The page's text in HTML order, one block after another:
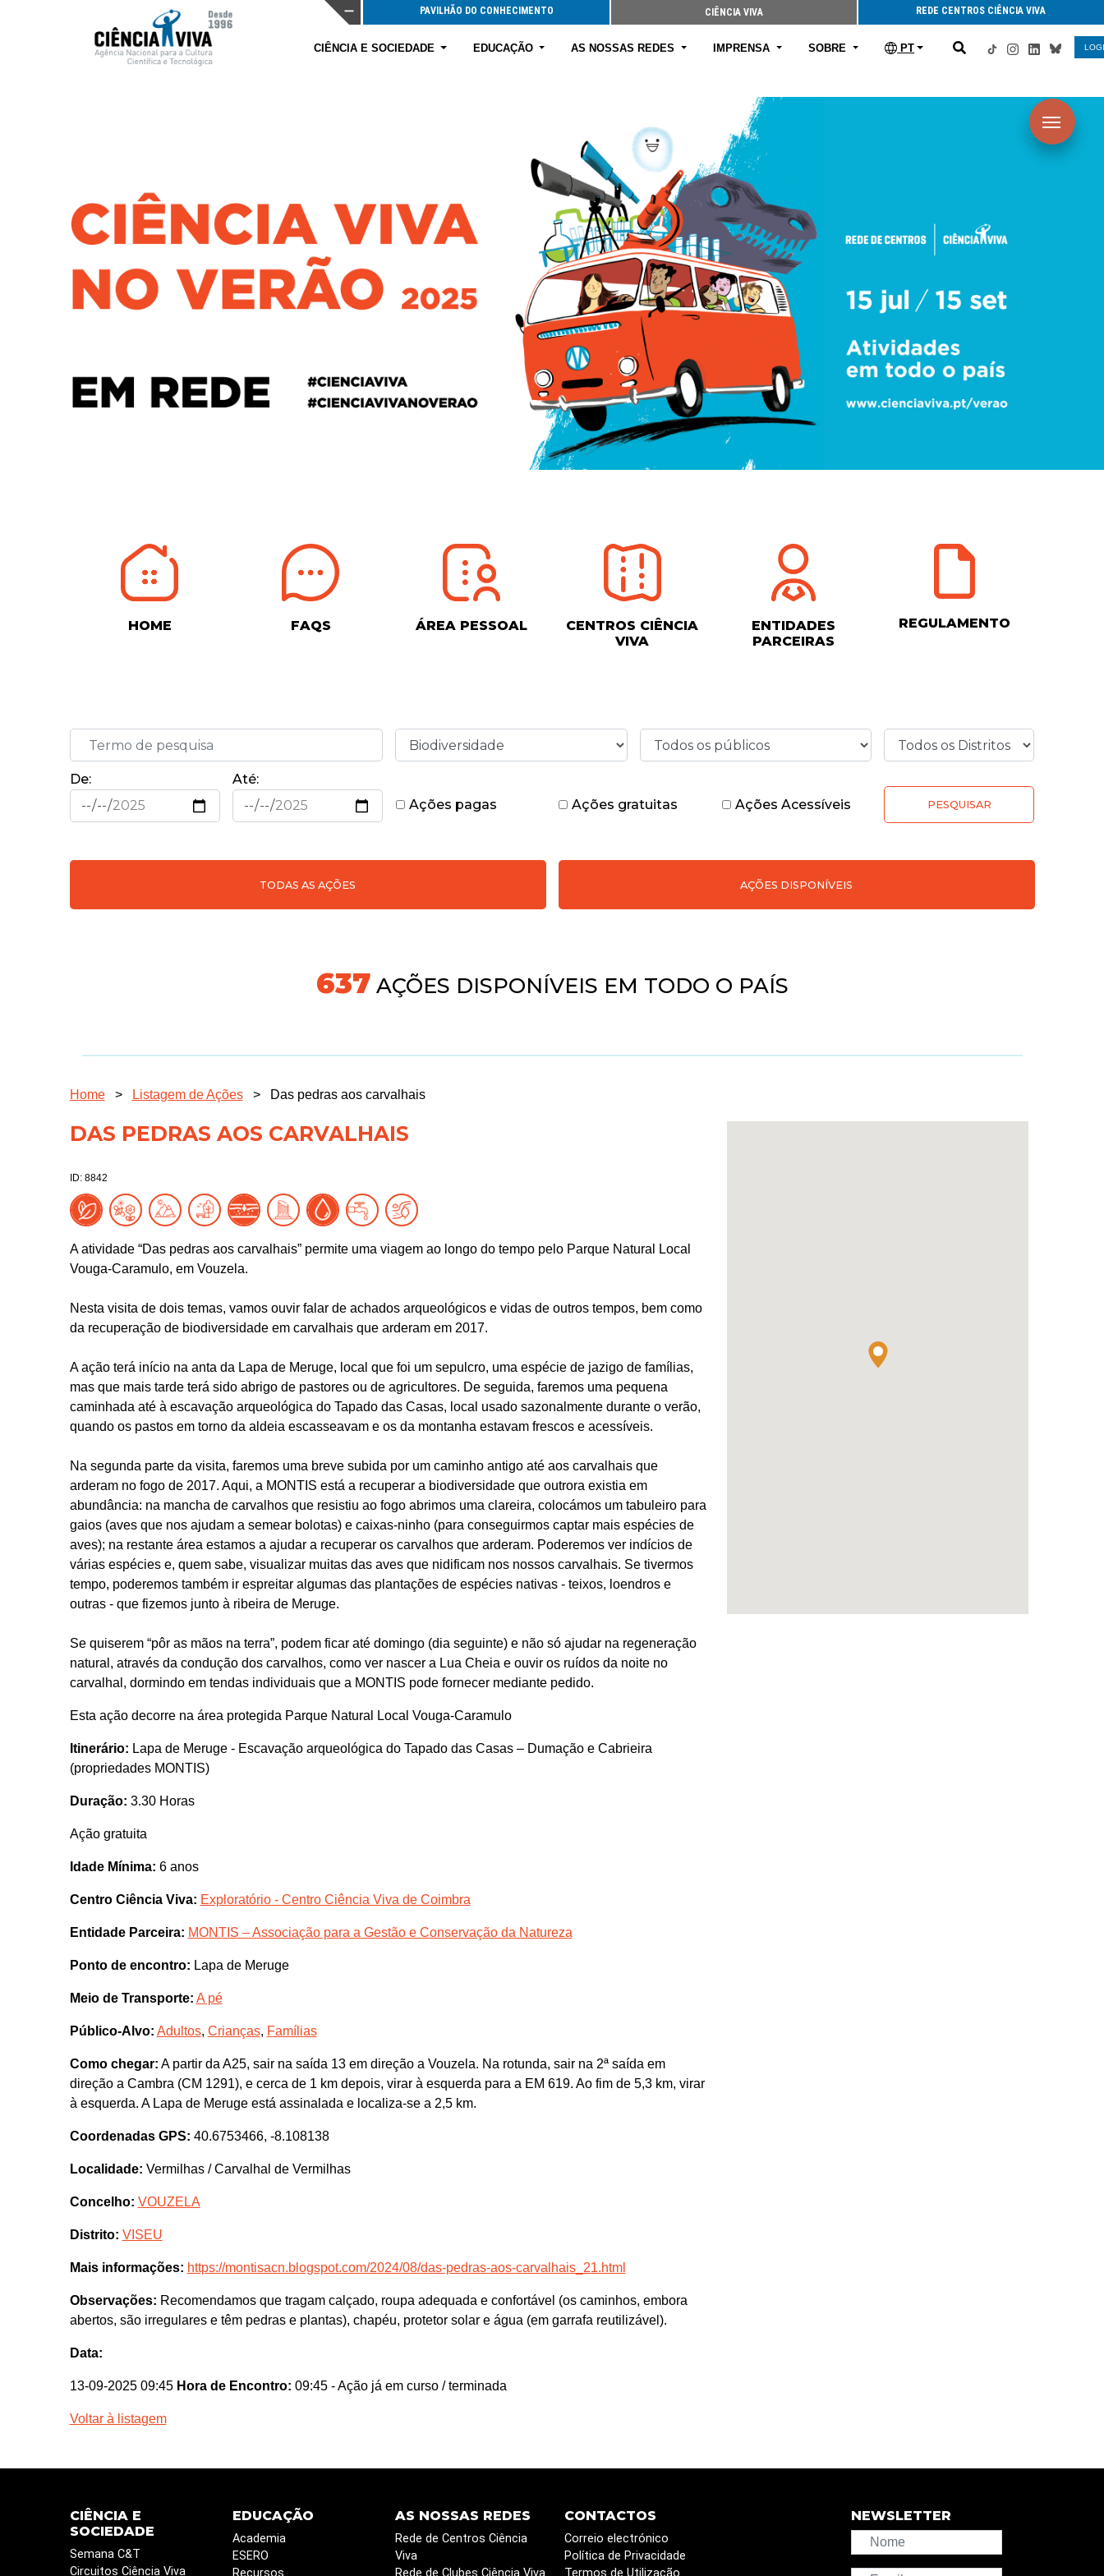
PAVILHÃO DO CONHECIMENTO CIÊNCIA VIVA REDE CENTROS CIÊNCIA VIVA
CIÊNCIA E SOCIEDADE EDUCAÇÃO AS NOSSAS REDES IMPRENSA SOBRE PT
HOME FAQS ÁREA PESSOAL
CENTROS CIÊNCIA
VIVA
ENTIDADES
PARCEIRAS
REGULAMENTO
De:
Até:
Ações pagas
Ações gratuitas Ações Acessíveis PESQUISAR
TODAS AS AÇÕES AÇÕES DISPONÍVEIS
704 AÇÕES DISPONÍVEIS EM TODO O PAÍS
Home > Listagem de Ações > Das pedras aos carvalhais
DAS PEDRAS AOS CARVALHAIS
ID: 8842
A atividade “Das pedras aos carvalhais” permite uma viagem ao longo do tempo pelo Parque Natural Local
Vouga-Caramulo, em Vouzela.
Nesta visita de dois temas, vamos ouvir falar de achados arqueológicos e vidas de outros tempos, bem como
da recuperação de biodiversidade em carvalhais que arderam em 2017.
A ação terá início na anta da Lapa de Meruge, local que foi um sepulcro, uma espécie de jazigo de famílias,
mas que mais tarde terá sido abrigo de pastores ou de agricultores. De seguida, faremos uma pequena
caminhada até à escavação arqueológica do Tapado das Casas, local usado sazonalmente durante o verão,
quando os pastos em torno da aldeia escasseavam e os da montanha estavam frescos e acessíveis.
Na segunda parte da visita, faremos uma breve subida por um caminho antigo até aos carvalhais que
arderam no fogo de 2017. Aqui, a MONTIS está a recuperar a biodiversidade que outrora existia em
abundância: na mancha de carvalhos que resistiu ao fogo abrimos uma clareira, colocámos um tabuleiro para
gaios (aves que nos ajudam a semear bolotas) e caixas-ninho (para conseguirmos captar mais espécies de
aves); na restante área estamos a ajudar a recuperar os carvalhos que arderam. Poderemos ver indícios de
várias espécies e, quem sabe, visualizar muitas das aves que nidificam nos nossos carvalhais. Se tivermos
tempo, poderemos também ir espreitar algumas das plantações de espécies nativas - teixos, loendros e
outras - que fizemos junto à ribeira de Meruge.
Se quiserem “pôr as mãos na terra”, podem ficar até domingo (dia seguinte) e não só ajudar na regeneração
natural, através da condução dos carvalhos, como ver nascer a Lua Cheia e ouvir os ruídos da noite no
carvalhal, dormindo em tendas individuais que a MONTIS pode fornecer mediante pedido.
Esta ação decorre na área protegida Parque Natural Local Vouga-Caramulo
Itinerário: Lapa de Meruge - Escavação arqueológica do Tapado das Casas – Dumação e Cabrieira
(propriedades MONTIS)
Duração: 3.30 Horas
Ação gratuita
Idade Mínima: 6 anos
Centro Ciência Viva: Exploratório - Centro Ciência Viva de Coimbra
Entidade Parceira: MONTIS – Associação para a Gestão e Conservação da Natureza
Ponto de encontro: Lapa de Meruge
Meio de Transporte: A pé
Público-Alvo: Adultos, Crianças, Famílias
Como chegar: A partir da A25, sair na saída 13 em direção a Vouzela. Na rotunda, sair na 2ª saída em
direção a Cambra (CM 1291), e cerca de 1 km depois, virar à esquerda para a EM 619. Ao fim de 5,3 km, virar
à esquerda. A Lapa de Meruge está assinalada e localiza-se a 2,5 km.
Coordenadas GPS: 40.6753466, -8.108138
Localidade: Vermilhas / Carvalhal de Vermilhas
Concelho: VOUZELA
Distrito: VISEU
Mais informações: https://montisacn.blogspot.com/2024/08/das-pedras-aos-carvalhais_21.html
Observações: Recomendamos que tragam calçado, roupa adequada e confortável (os caminhos, embora
abertos, são irregulares e têm pedras e plantas), chapéu, protetor solar e água (em garrafa reutilizável).
Data:
13-09-2025 09:45 Hora de Encontro: 09:45 - Ação já em curso / terminada
Voltar à listagem
CIÊNCIA E
SOCIEDADE
Semana C&T
Circuitos Ciência Viva
EDUCAÇÃO
Academia
ESERO
AS NOSSAS REDES
Rede de Centros Ciência
Viva
CONTACTOS
Correio electrónico
Política de Privacidade
NEWSLETTER